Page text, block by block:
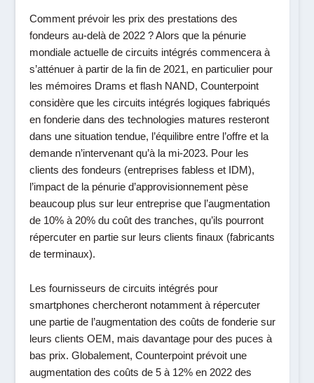
Comment prévoir les prix des prestations des
fondeurs au-delà de 2022 ? Alors que la pénurie
mondiale actuelle de circuits intégrés commencera à
s’atténuer à partir de la fin de 2021, en particulier pour
les mémoires Drams et flash NAND, Counterpoint
considère que les circuits intégrés logiques fabriqués
en fonderie dans des technologies matures resteront
dans une situation tendue, l’équilibre entre l’offre et la
demande n’intervenant qu’à la mi-2023. Pour les
clients des fondeurs (entreprises fabless et IDM),
l’impact de la pénurie d’approvisionnement pèse
beaucoup plus sur leur entreprise que l’augmentation
de 10% à 20% du coût des tranches, qu’ils pourront
répercuter en partie sur leurs clients finaux (fabricants
de terminaux).
Les fournisseurs de circuits intégrés pour
smartphones chercheront notamment à répercuter
une partie de l’augmentation des coûts de fonderie sur
leurs clients OEM, mais davantage pour des puces à
bas prix. Globalement, Counterpoint prévoit une
augmentation des coûts de 5 à 12% en 2022 des